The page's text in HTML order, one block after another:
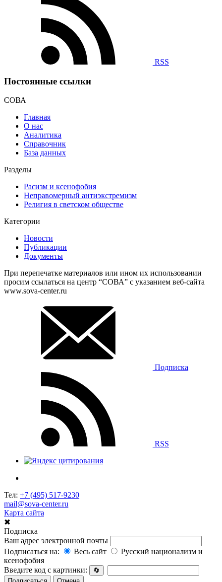
RSS
Постоянные ссылки
СОВА
Главная
О нас
Аналитика
Справочник
База данных
Разделы
Расизм и ксенофобия
Неправомерный антиэкстремизм
Религия в светском обществе
Категории
Новости
Публикации
Документы
При перепечатке материалов или ином их использовании
просим ссылаться на центр “СОВА” с указанием веб-сайта
www.sova-center.ru
Подписка
RSS
Тел: +7 (495) 517-9230
mail@sova-center.ru
Карта сайта
✖
Подписка
Ваш адрес электронной почты
Подписаться на:
Весь сайт
Русский национализм и
ксенофобия
Введите код с картинки:
🔄